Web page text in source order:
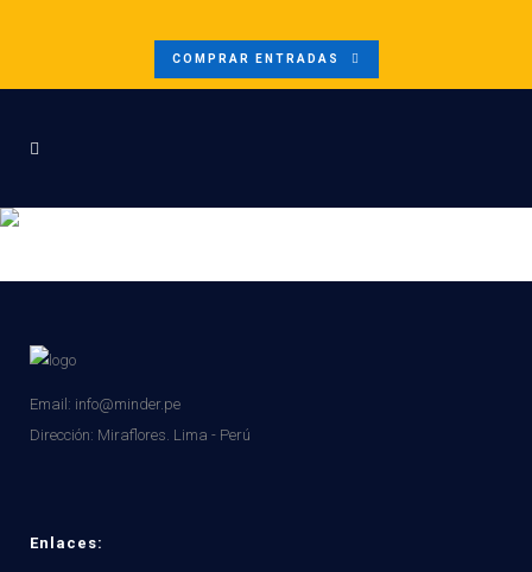
COMPRAR ENTRADAS
Email: info@minder.pe
Dirección: Miraflores. Lima - Perú
Enlaces: